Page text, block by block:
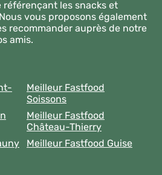
référençant les snacks et
vous proposons également
recommander auprès de notre
amis.
Meilleur Fastfood
Soissons
Meilleur Fastfood
Château-Thierry
Meilleur Fastfood Guise